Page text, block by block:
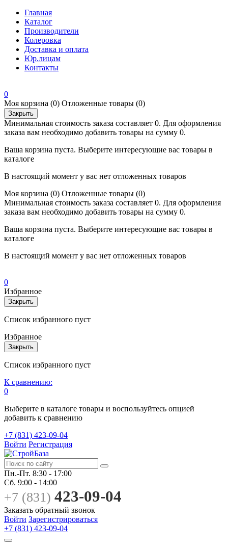
Главная
Каталог
Производители
Колеровка
Доставка и оплата
Юр.лицам
Контакты
0
Моя корзина (0) Отложенные товары (0)
Закрыть
Минимальная стоимость заказа составляет 0. Для оформления
заказа вам необходимо добавить товары на сумму 0.
Ваша корзина пуста. Выберите интересующие вас товары в
каталоге
В настоящий момент у вас нет отложенных товаров
Моя корзина (0) Отложенные товары (0)
Минимальная стоимость заказа составляет 0. Для оформления
заказа вам необходимо добавить товары на сумму 0.
Ваша корзина пуста. Выберите интересующие вас товары в
каталоге
В настоящий момент у вас нет отложенных товаров
0
Избранное
Закрыть
Список избранного пуст
Избранное
Закрыть
Список избранного пуст
К сравнению:
0
Выберите в каталоге товары и воспользуйтесь опцией
добавить к сравнению
+7 (831) 423-09-04
Войти Регистрация
Пн.-Пт. 8:30 - 17:00
Сб. 9:00 - 14:00
+7 (831) 423-09-04
Заказать обратный звонок
Войти Зарегистрироваться
+7 (831) 423-09-04